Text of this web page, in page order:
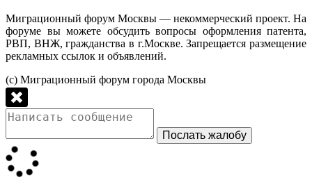
Миграционный форум Москвы — некоммерческий проект. На
форуме вы можете обсудить вопросы оформления патента,
РВП, ВНЖ, гражданства в г.Москве. Запрещается размещение
рекламных ссылок и объявлений.
(с) Миграционный форум города Москвы